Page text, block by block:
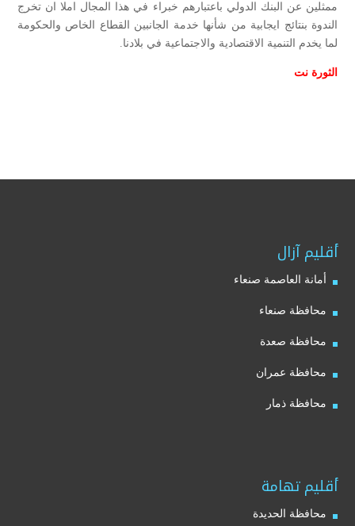
ممثلين عن البنك الدولي باعتبارهم خبراء في هذا المجال املا ان تخرج
الندوة بنتائج ايجابية من شأنها خدمة الجانبين القطاع الخاص والحكومة
لما يخدم التنمية الاقتصادية والاجتماعية في بلادنا.
الثورة نت
أقليم آزال
أمانة العاصمة صنعاء
محافظة صنعاء
محافظة صعدة
محافظة عمران
محافظة ذمار
أقليم تهامة
محافظة الحديدة